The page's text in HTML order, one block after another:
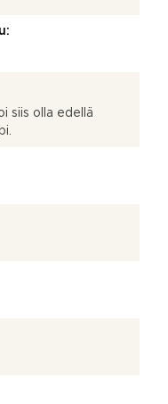
siis olla edellä